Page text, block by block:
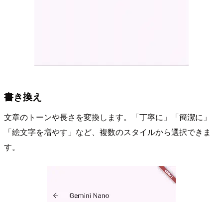
書き換え
文章のトーンや長さを変換します。「丁寧に」「簡潔に」
「絵文字を増やす」など、複数のスタイルから選択できま
す。